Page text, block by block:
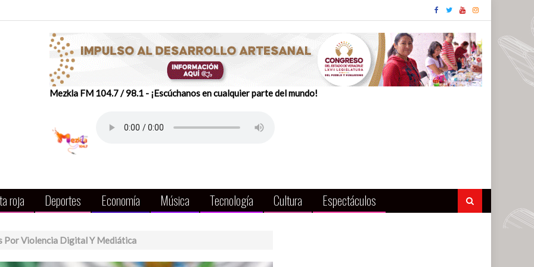
Mezkla FM 104.7 / 98.1 - ¡Escúchanos en cualquier parte del mundo!
roja Deportes Economía Música Tecnología Cultura Espectáculos
Por Violencia Digital Y Mediática